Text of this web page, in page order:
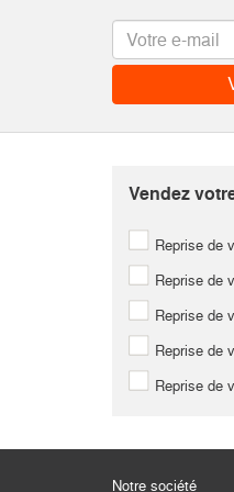
Vendez
Reprise de
Reprise de
Reprise de
Reprise de
Reprise de
Notre société